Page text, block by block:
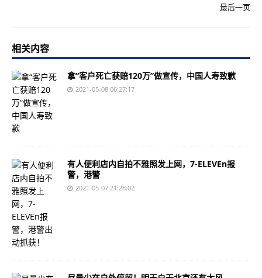
最后一页
相关内容
拿“客户死亡获赔120万”做宣传，中国人寿致歉
2021-05-08 06:27:17
有人便利店内自拍不雅照发上网，7-ELEVEn报
警，港警
2021-05-07 21:28:02